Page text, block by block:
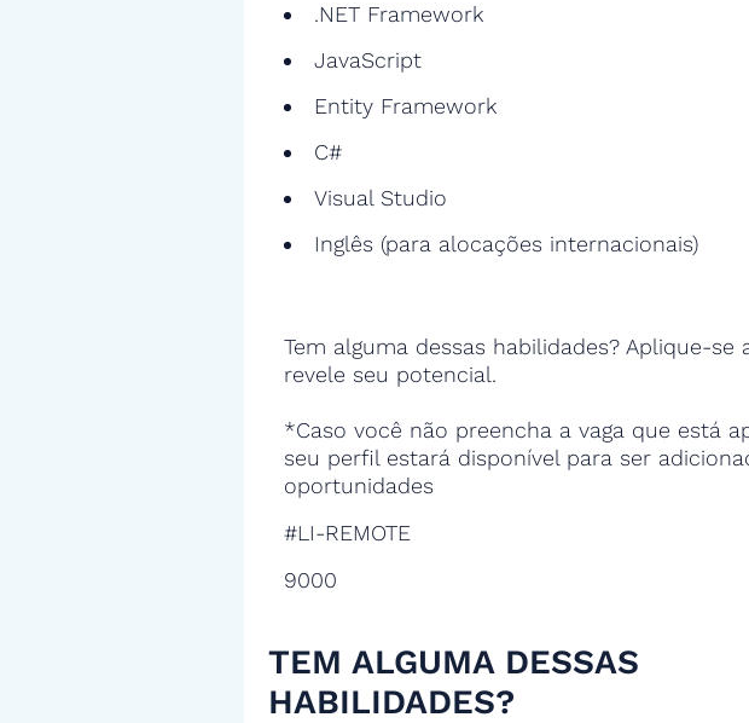
.NET Framework
JavaScript
Entity Framework
C#
Visual Studio
Inglês (para alocações internacionais)
Tem alguma dessas habilidades? Aplique-se
revele seu potencial.
*Caso você não preencha a vaga que está
seu perfil estará disponível para ser
oportunidades
#LI-REMOTE
9000
TEM ALGUMA DESSAS
HABILIDADES?